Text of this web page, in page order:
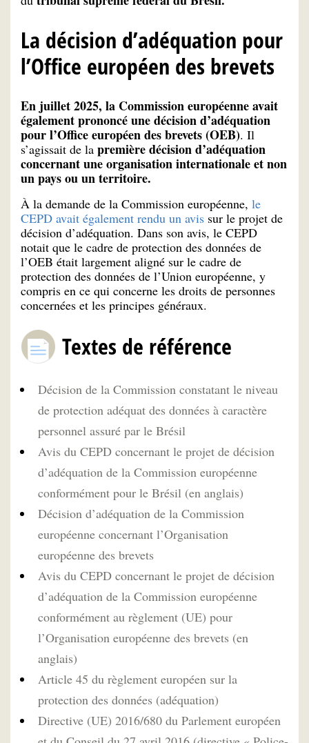
La décision d’adéquation pour
l’Office européen des brevets
En juillet 2025, la Commission européenne avait
également prononcé une décision d’adéquation
pour l’Office européen des brevets (OEB). Il
s’agissait de la première décision d’adéquation
concernant une organisation internationale et non
un pays ou un territoire.
À la demande de la Commission européenne, le
CEPD avait également rendu un avis sur le projet de
décision d’adéquation. Dans son avis, le CEPD
notait que le cadre de protection des données de
l’OEB était largement aligné sur le cadre de
protection des données de l’Union européenne, y
compris en ce qui concerne les droits de personnes
concernées et les principes généraux.
Textes de référence
Décision de la Commission constatant le niveau
de protection adéquat des données à caractère
personnel assuré par le Brésil
Avis du CEPD concernant le projet de décision
d’adéquation de la Commission européenne
conformément pour le Brésil (en anglais)
Décision d’adéquation de la Commission
européenne concernant l’Organisation
européenne des brevets
Avis du CEPD concernant le projet de décision
d’adéquation de la Commission européenne
conformément au règlement (UE) pour
l’Organisation européenne des brevets (en
anglais)
Article 45 du règlement européen sur la
protection des données (adéquation)
Directive (UE) 2016/680 du Parlement européen